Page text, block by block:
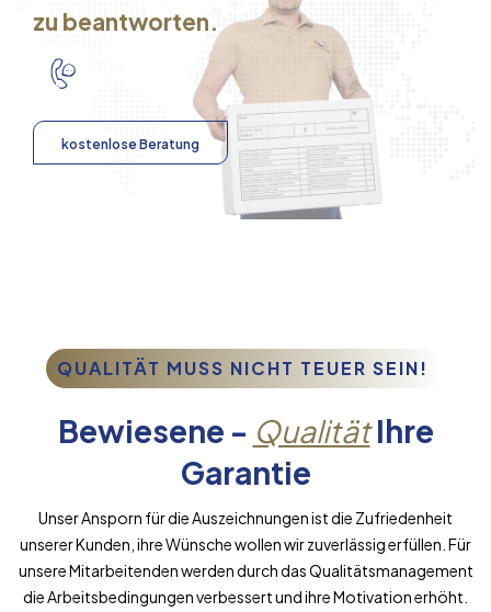
zu beantworten.
kostenlose Beratung
QUALITÄT MUSS NICHT TEUER SEIN!
Bewiesene - QualitätIhre
Garantie
Unser Ansporn für die Auszeichnungen ist die Zufriedenheit
unserer Kunden, ihre Wünsche wollen wir zuverlässig erfüllen. Für
unsere Mitarbeitenden werden durch das Qualitätsmanagement
die Arbeitsbedingungen verbessert und ihre Motivation erhöht.